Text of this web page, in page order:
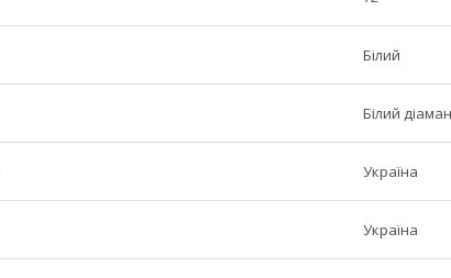
Білий
Білий
Україна
Україна